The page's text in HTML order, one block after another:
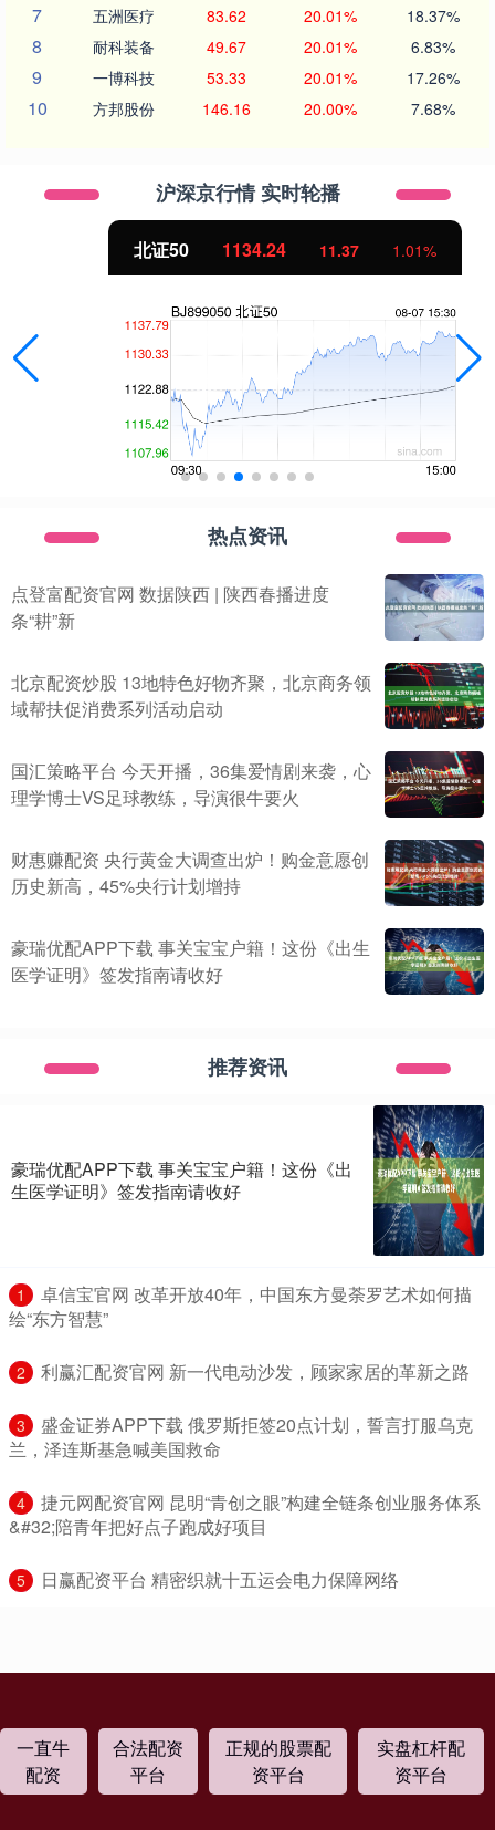
7 五洲医疗 83.62 20.01% 18.37%
8 耐科装备 49.67 20.01% 6.83%
9 一博科技 53.33 20.01% 17.26%
10 方邦股份 146.16 20.00% 7.68%
沪深京行情 实时轮播
北证50 1134.24 11.37 1.01%
热点资讯
点登富配资官网 数据陕西 | 陕西春播进度
条“耕”新
北京配资炒股 13地特色好物齐聚，北京商务领
域帮扶促消费系列活动启动
国汇策略平台 今天开播，36集爱情剧来袭，心
理学博士VS足球教练，导演很牛要火
财惠赚配资 央行黄金大调查出炉！购金意愿创
历史新高，45%央行计划增持
豪瑞优配APP下载 事关宝宝户籍！这份《出生
医学证明》签发指南请收好
推荐资讯
豪瑞优配APP下载 事关宝宝户籍！这份《出
生医学证明》签发指南请收好
1
​卓信宝官网 改革开放40年，中国东方曼荼罗艺术如何描
绘“东方智慧”
2 ​利赢汇配资官网 新一代电动沙发，顾家家居的革新之路
3
​盛金证券APP下载 俄罗斯拒签20点计划，誓言打服乌克
兰，泽连斯基急喊美国救命
4
​捷元网配资官网 昆明“青创之眼”构建全链条创业服务体系
&#32;陪青年把好点子跑成好项目
5 ​日赢配资平台 精密织就十五运会电力保障网络
一直牛
配资
合法配资
平台
正规的股票配
资平台
实盘杠杆配
资平台